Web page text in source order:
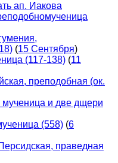
ап. Иакова
(15 Сентября)
(117-138)(11
преподобная (ок.
мученица и две дщери
(558)(6
праведная